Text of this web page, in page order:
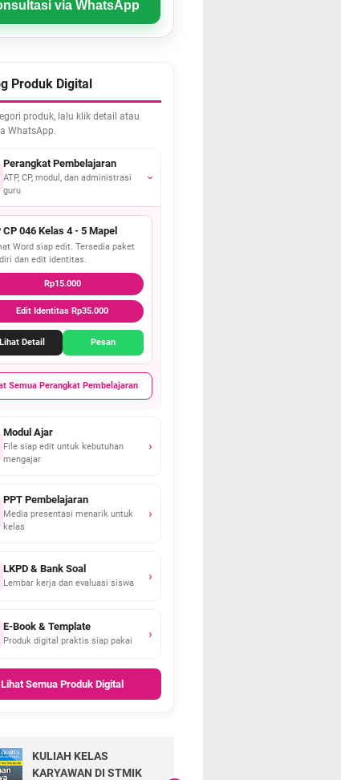
via WhatsApp
Produk Digital
produk, lalu klik detail atau
WhatsApp.
Perangkat Pembelajaran
ATP, CP, modul, dan administrasi
guru
›
CP 046 Kelas 4 - 5 Mapel
Word siap edit. Tersedia paket
dan edit identitas.
Rp15.000
Edit Identitas Rp35.000
Lihat Detail Pesan
Semua Perangkat Pembelajaran
Modul Ajar
File siap edit untuk kebutuhan
mengajar
›
PPT Pembelajaran
Media presentasi menarik untuk
kelas
›
LKPD & Bank Soal
Lembar kerja dan evaluasi siswa ›
E-Book & Template
Produk digital praktis siap pakai ›
Lihat Semua Produk Digital
KULIAH KELAS
KARYAWAN DI STMIK